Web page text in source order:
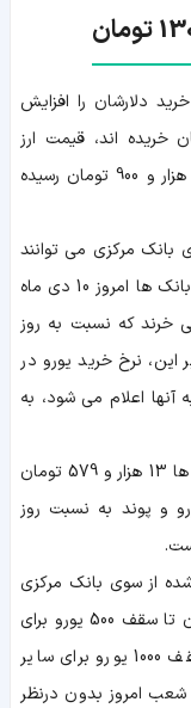
دلارشان را افزایش
آمریکا را ده هزار و 702 تومان خریده اند، قیمت ارز
مسافرتی نیز در خرید و فروش بانک ها به 12 هزار و 900 تومان رسیده
بانک مرکزی می توانند
ارزهای خارجی مردم را بخرند و بر همین اساس بانک ها امروز 10 دی ماه
را با قیمت 10 هزار و 702 متر می خرند که نسبت به روز
بر این، نرخ خرید یورو در
اعلام می شود، به
همچنین نرخ خرید پوند انگلیس امروز در بانک ها 13 هزار و 579 تومان
و پوند به نسبت روز
از سوی بانک مرکزی
می توانند در صورت کامل بودن مدارک مسافران تا سقف 500 یورو برای
کشوررهای همسایه و مشترک المنافع و تا سقف 1000 یورو برای سایر
شعب امروز بدون درنظر